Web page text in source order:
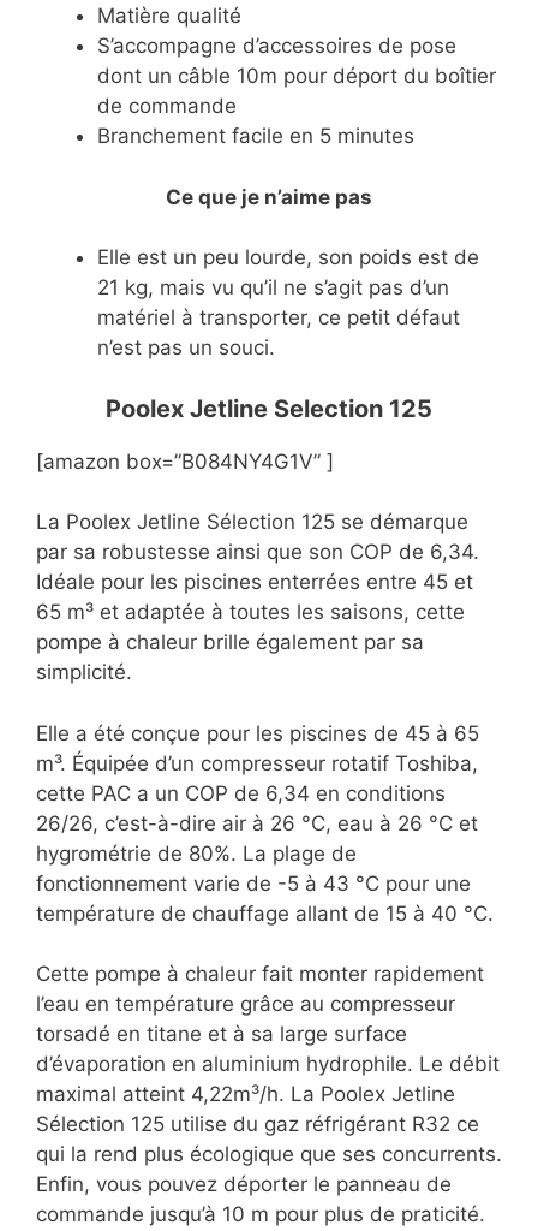
Matière qualité
S’accompagne d’accessoires de pose
dont un câble 10m pour déport du boîtier
de commande
Branchement facile en 5 minutes
Ce que je n’aime pas
Elle est un peu lourde, son poids est de
21 kg, mais vu qu’il ne s’agit pas d’un
matériel à transporter, ce petit défaut
n’est pas un souci.
Poolex Jetline Selection 125
[amazon box=”B084NY4G1V” ]
La Poolex Jetline Sélection 125 se démarque
par sa robustesse ainsi que son COP de 6,34.
Idéale pour les piscines enterrées entre 45 et
65 m³ et adaptée à toutes les saisons, cette
pompe à chaleur brille également par sa
simplicité.
Elle a été conçue pour les piscines de 45 à 65
m³. Équipée d’un compresseur rotatif Toshiba,
cette PAC a un COP de 6,34 en conditions
26/26, c’est-à-dire air à 26 °C, eau à 26 °C et
hygrométrie de 80%. La plage de
fonctionnement varie de -5 à 43 °C pour une
température de chauffage allant de 15 à 40 °C.
Cette pompe à chaleur fait monter rapidement
l’eau en température grâce au compresseur
torsadé en titane et à sa large surface
d’évaporation en aluminium hydrophile. Le débit
maximal atteint 4,22m³/h. La Poolex Jetline
Sélection 125 utilise du gaz réfrigérant R32 ce
qui la rend plus écologique que ses concurrents.
Enfin, vous pouvez déporter le panneau de
commande jusqu’à 10 m pour plus de praticité.